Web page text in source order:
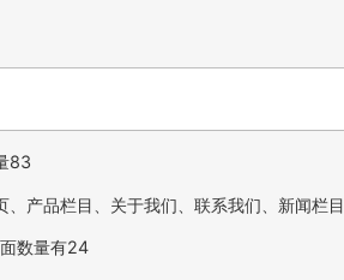
83
、产品栏目、关于我们、联系我们、新闻栏目
数量有24